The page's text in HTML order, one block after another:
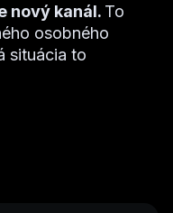
nový kanál. To
osobného
situácia to